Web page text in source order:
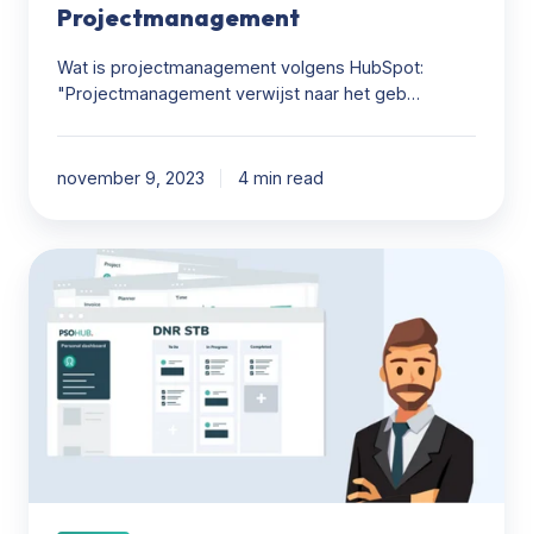
Projectmanagement
Wat is projectmanagement volgens HubSpot:
"Projectmanagement verwijst naar het geb…
november 9, 2023 4 min read
Wat
DNR
STB
2014?